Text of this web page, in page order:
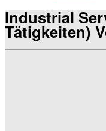
Industrial
Tätigkeiten)